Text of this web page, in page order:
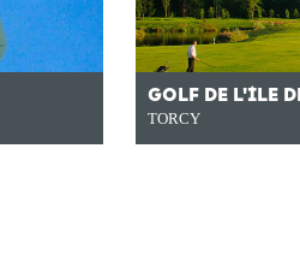
GOLF DE L'ÎLE
TORCY